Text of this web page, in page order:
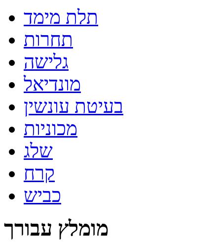
תלת מימד
תחרות
גלישה
מונדיאל
בעיטת עונשין
מכוניות
שלג
קרח
כביש
מומלץ עבורך